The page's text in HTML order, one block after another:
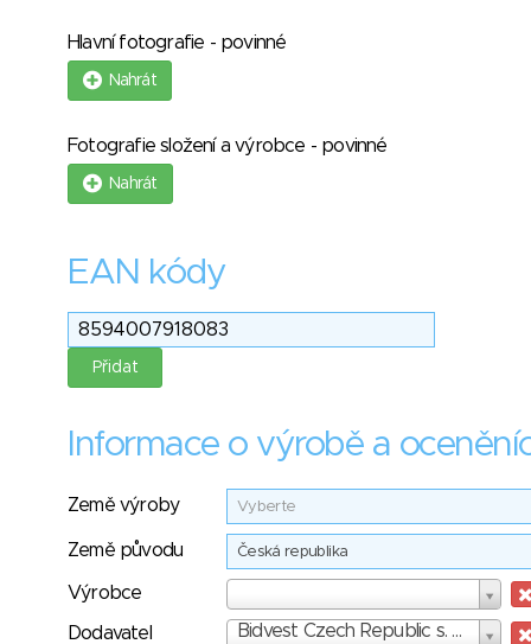
Hlavní fotografie - povinné
Nahrát
Fotografie složení a výrobce - povinné
Nahrát
EAN kódy
Informace o výrobě a
Země výroby Vyberte
Země původu Česká republika
Výrobce
Dodavatel Bidvest Czech Republic s. r. o.
Dodavatel